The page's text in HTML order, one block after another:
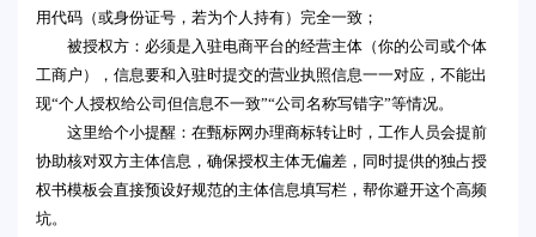
用代码（或身份证号，若为个人持有）完全一致；
被授权方：必须是入驻电商平台的经营主体（你的公司或个体
工商户），信息要和入驻时提交的营业执照信息一一对应，不能出
现“个人授权给公司但信息不一致”“公司名称写错字”等情况。
这里给个小提醒：在甄标网办理商标转让时，工作人员会提前
协助核对双方主体信息，确保授权主体无偏差，同时提供的独占授
权书模板会直接预设好规范的主体信息填写栏，帮你避开这个高频
坑。